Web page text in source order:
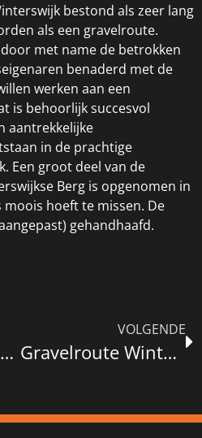
bestond als zeer lang
als een gravelroute.
met name de betrokken
benaderd met de
werken aan een
is behoorlijk succesvol
aantrekkelijke
in de prachtige
Een groot deel van de
Berg is opgenomen in
hoeft te missen. De
gehandhaafd.
Mountainbikeroute Arnhem
VOLGENDE
Gravelroute Winterswijk